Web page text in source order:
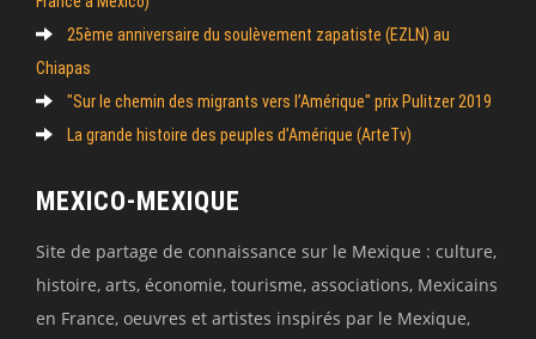
25ème anniversaire du soulèvement zapatiste (EZLN) au
Chiapas
"Sur le chemin des migrants vers l’Amérique" prix Pulitzer 2019
La grande histoire des peuples d’Amérique (ArteTv)
MEXICO-MEXIQUE
Site de partage de connaissance sur le Mexique : culture,
histoire, arts, économie, tourisme, associations, Mexicains
en France, oeuvres et artistes inspirés par le Mexique,